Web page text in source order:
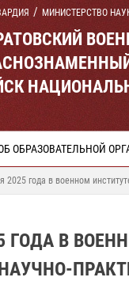
МИНИСТЕРСТВО
ОБРАЗОВАТЕЛЬНОЙ
2025 года в военном
ГОДА В